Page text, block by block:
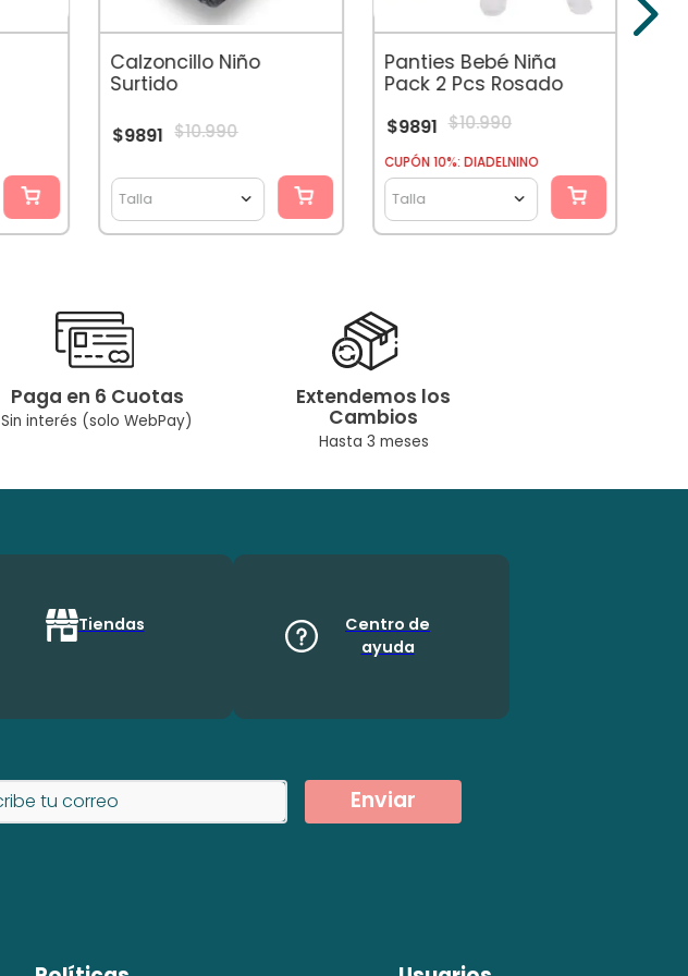
Calzoncillo Niño
Surtido
$9891 $10.990
Talla
Panties Bebé Niña
Pack 2 Pcs Rosado
$9891 $10.990
CUPÓN 10%: DIADELNINO
Talla
Paga en 6 Cuotas
Sin interés (solo WebPay)
Extendemos los
Cambios
Hasta 3 meses
Tiendas
Centro de
ayuda
Enviar